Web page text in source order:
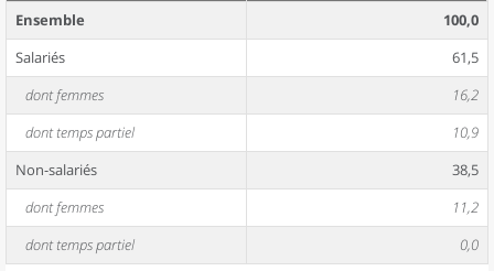
Ensemble
100,0
Salariés
61,5
dont femmes
16,2
dont temps partiel
10,9
Non-salariés
38,5
dont femmes
11,2
dont temps partiel
0,0